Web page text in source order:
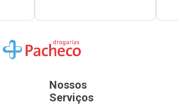
Ir para a Home
Nossos
Serviços